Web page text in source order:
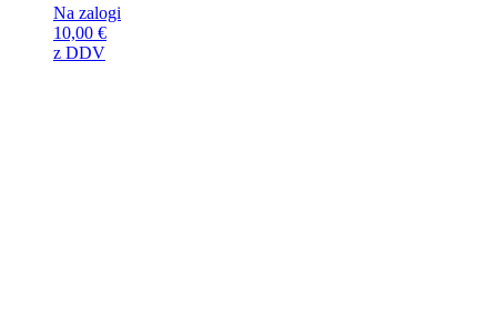
Na zalogi
10,00 €
z DDV